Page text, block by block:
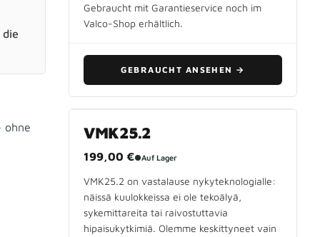
ohne
Gebraucht mit Garantieservice noch im
Valco-Shop erhältlich.
GEBRAUCHT ANSEHEN →
VMK25.2
199,00 €●Auf Lager
VMK25.2 on vastalause nykyteknologialle:
näissä kuulokkeissa ei ole tekoälyä,
sykemittareita tai raivostuttavia
hipaisukytkimiä. Olemme keskittyneet vain